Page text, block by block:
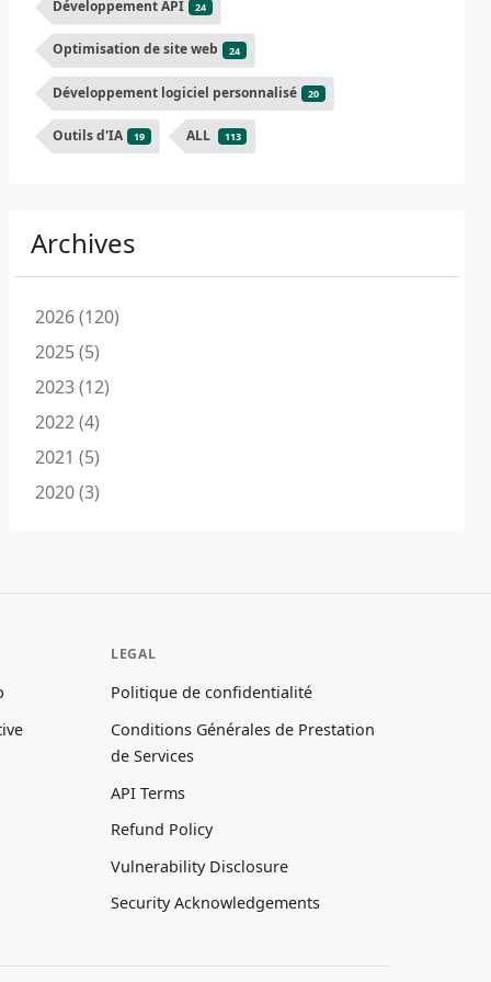
Développement API 24
Optimisation de site web 24
Développement logiciel personnalisé 20
Outils d'IA 19 ALL 113
Archives
2026 (120)
2025 (5)
2023 (12)
2022 (4)
2021 (5)
2020 (3)
LEGAL
Politique de confidentialité
Conditions Générales de Prestation
de Services
API Terms
Refund Policy
Vulnerability Disclosure
Security Acknowledgements